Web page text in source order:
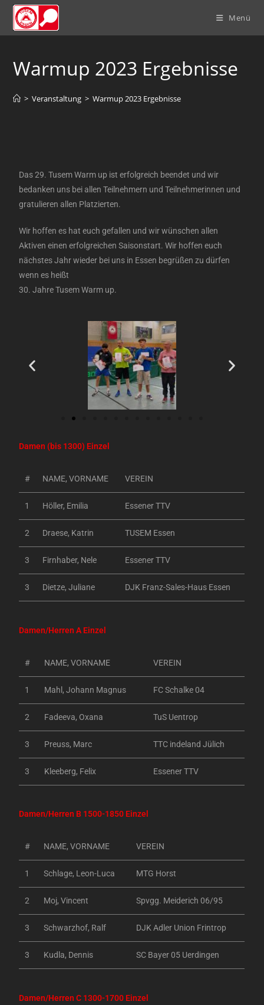
Menü
Warmup 2023 Ergebnisse
> Veranstaltung > Warmup 2023 Ergebnisse
Das 29. Tusem Warm up ist erfolgreich beendet und wir
bedanken uns bei allen Teilnehmern und Teilnehmerinnen und
gratulieren allen Platzierten.
Wir hoffen es hat euch gefallen und wir wünschen allen
Aktiven einen erfolgreichen Saisonstart. Wir hoffen euch
nächstes Jahr wieder bei uns in Essen begrüßen zu dürfen
wenn es heißt
30. Jahre Tusem Warm up.
Damen (bis 1300) Einzel
# NAME, VORNAME VEREIN
1 Höller, Emilia Essener TTV
2 Draese, Katrin TUSEM Essen
3 Firnhaber, Nele Essener TTV
3 Dietze, Juliane DJK Franz-Sales-Haus Essen
Damen/Herren A Einzel
# NAME, VORNAME VEREIN
1 Mahl, Johann Magnus FC Schalke 04
2 Fadeeva, Oxana TuS Uentrop
3 Preuss, Marc TTC indeland Jülich
3 Kleeberg, Felix Essener TTV
Damen/Herren B 1500-1850 Einzel
# NAME, VORNAME VEREIN
1 Schlage, Leon-Luca MTG Horst
2 Moj, Vincent Spvgg. Meiderich 06/95
3 Schwarzhof, Ralf DJK Adler Union Frintrop
3 Kudla, Dennis SC Bayer 05 Uerdingen
Damen/Herren C 1300-1700 Einzel